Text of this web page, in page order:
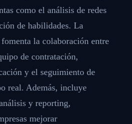
como el análisis de redes
de habilidades. La
la colaboración entre
de contratación,
y el seguimiento de
real. Además, incluye
y reporting,
mejorar